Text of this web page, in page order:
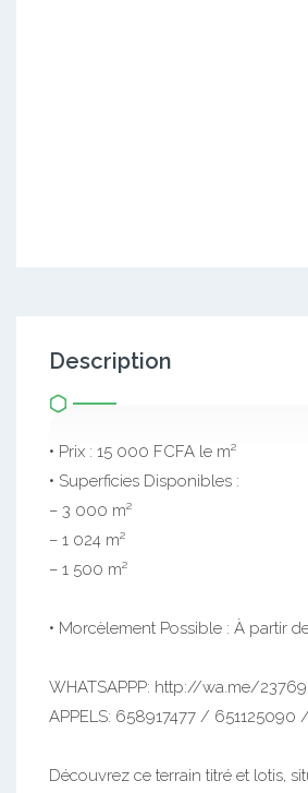
Description
• Prix : 15 000 FCFA le m²
• Superficies Disponibles :
– 3 000 m²
– 1 024 m²
– 1 500 m²
• Morcèlement Possible : À partir
WHATSAPPP: http://wa.me/
APPELS: 658917477 /
Découvrez ce terrain titré et lotis,